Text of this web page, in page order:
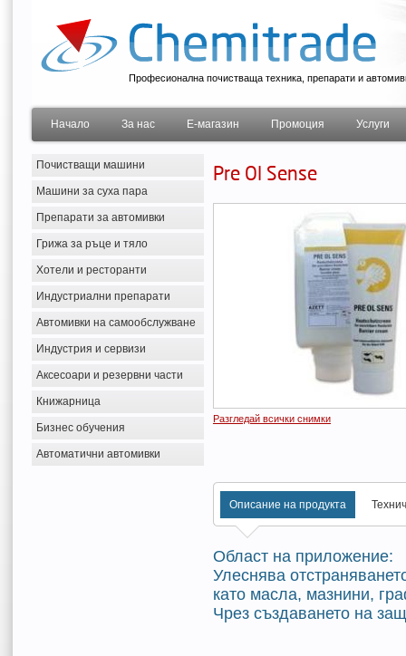
Професионална почистваща техника, препарати и
Начало За нас Е-магазин Промоция Услуги
Почистващи машини
Машини за суха пара
Препарати за автомивки
Грижа за ръце и тяло
Хотели и ресторанти
Индустриални препарати
Автомивки на самообслужване
Индустрия и сервизи
Аксесоари и резервни части
Книжарница
Бизнес обучения
Автоматични автомивки
Pre Ol Sense
Разгледай всички снимки
Описание на продукта
Област на приложение:
Улеснява
като масла, мазнини,
Чрез създаването на